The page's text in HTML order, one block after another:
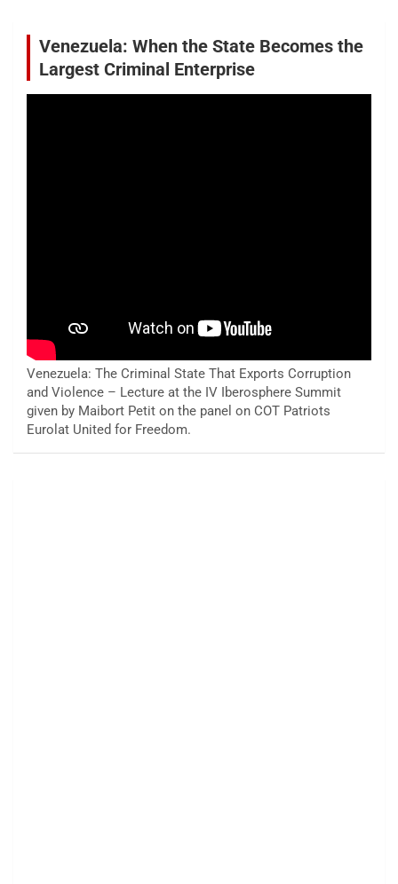
Venezuela: When the State Becomes the
Largest Criminal Enterprise
Venezuela: The Criminal State That Exports Corruption
and Violence – Lecture at the IV Iberosphere Summit
given by Maibort Petit on the panel on COT Patriots
Eurolat United for Freedom.